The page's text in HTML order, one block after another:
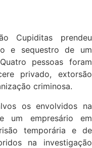
Cupiditas prendeu
e sequestro de um
pessoas foram
privado, extorsão
criminosa.
os envolvidos na
um empresário em
temporária e de
na investigação